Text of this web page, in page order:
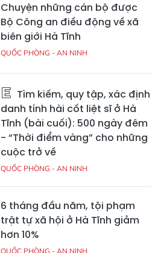
Chuyện những cán bộ được
Bộ Công an điều động về xã
biên giới Hà Tĩnh
QUỐC PHÒNG - AN NINH
Tìm kiếm, quy tập, xác định
danh tính hài cốt liệt sĩ ở Hà
Tĩnh (bài cuối): 500 ngày đêm
- “Thời điểm vàng” cho những
cuộc trở về
QUỐC PHÒNG - AN NINH
6 tháng đầu năm, tội phạm
trật tự xã hội ở Hà Tĩnh giảm
hơn 10%
QUỐC PHÒNG - AN NINH